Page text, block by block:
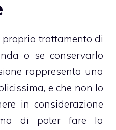
proprio trattamento di
o se conservarlo
rappresenta una
e che non lo
in considerazione
di poter fare la